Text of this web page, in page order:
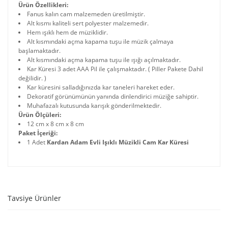
Ürün Özellikleri:
Fanus kalın cam malzemeden üretilmiştir.
Alt kısmı kaliteli sert polyester malzemedir.
Hem ışıklı hem de müziklidir.
Alt kısmındaki açma kapama tuşu ile müzik çalmaya
başlamaktadır.
Alt kısmındaki açma kapama tuşu ile ışığı açılmaktadır.
Kar Küresi 3 adet AAA Pil ile çalışmaktadır. ( Piller Pakete Dahil
değilidir. )
Kar küresini salladığınızda kar taneleri hareket eder.
Dekoratif görünümünün yanında dinlendirici müziğe sahiptir.
Muhafazalı kutusunda karışık gönderilmektedir.
Ürün Ölçüleri:
12 cm x 8 cm x 8 cm
Paket İçeriği:
1 Adet Kardan Adam Evli Işıklı Müzikli Cam Kar Küresi
Tavsiye Ürünler